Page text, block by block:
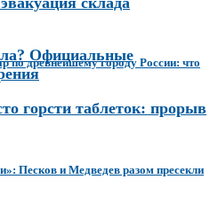
Официальные
горсти таблеток: прорыв
по древнейшему городу России: что
Песков и Медведев разом пресекли